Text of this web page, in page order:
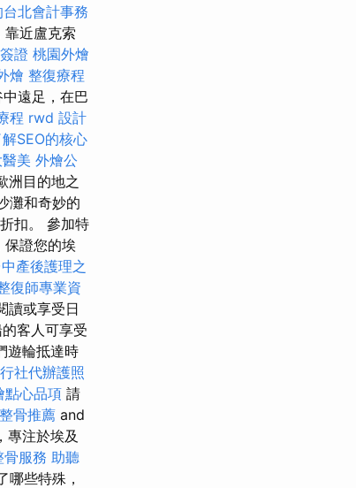
北會計事務
靠近盧克索
證 桃園外燴
燴 整復療程
遠足，在巴
程 rwd 設計
SEO的核心
美 外燴公
洲目的地之
灘和奇妙的
扣。 參加特
保證您的埃
產後護理之
復師專業資
讀或享受日
客人可享受
遊輪抵達時
社代辦護照
點心品項 請
骨推薦 and
專注於埃及
骨服務 助聽
些特殊，